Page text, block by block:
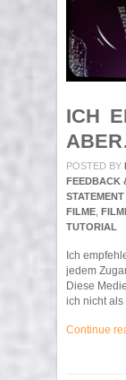
ICH
POSTED BY
FEEDBACK
STATEMENT
FILME
TUTORIAL
Ich
jedem
Diese
ich nicht
Continue